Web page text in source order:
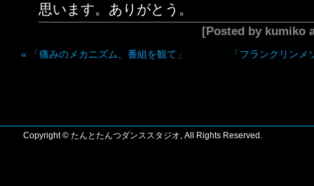
思います。ありがとう。
[Posted by kumiko
« 「痛みのメカニズム、番組を観て」 「フランクリン
Copyright © たんとたんつダンススタジオ, All Rights Reserved.